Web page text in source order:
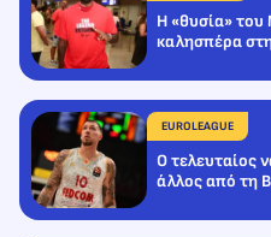
Η «θυσία»
καλησπέρα
EUROLEAGUE
Ο τελευταίος
άλλος από τη